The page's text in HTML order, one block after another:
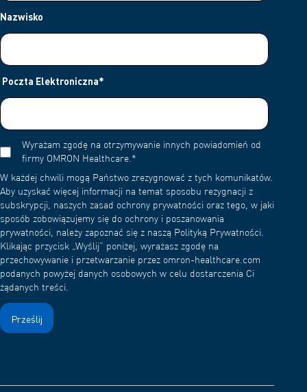
Nazwisko
Poczta Elektroniczna*
Wyrażam zgodę na otrzymywanie innych powiadomień od
firmy OMRON Healthcare.*
W każdej chwili mogą Państwo zrezygnować z tych komunikatów.
Aby uzyskać więcej informacji na temat sposobu rezygnacji z
subskrypcji, naszych zasad ochrony prywatności oraz tego, w jaki
sposób zobowiązujemy się do ochrony i poszanowania
prywatności, należy zapoznać się z naszą Polityką Prywatności.
Klikając przycisk „Wyślij” poniżej, wyrażasz zgodę na
przechowywanie i przetwarzanie przez omron-healthcare.com
podanych powyżej danych osobowych w celu dostarczenia Ci
żądanych treści.